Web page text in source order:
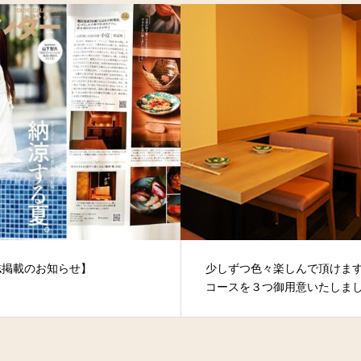
載のお知らせ】
少しずつ色々楽しんで頂けま
コースを３つ御用意いたしま